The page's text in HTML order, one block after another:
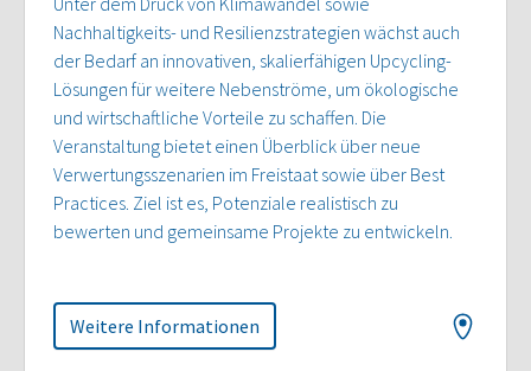
Nachhaltigkeits- und Resilienzstrategien wächst auch
der Bedarf an innovativen, skalierfähigen Upcycling-
Lösungen für weitere Nebenströme, um ökologische
und wirtschaftliche Vorteile zu schaffen. Die
Veranstaltung bietet einen Überblick über neue
Verwertungsszenarien im Freistaat sowie über Best
Practices. Ziel ist es, Potenziale realistisch zu
bewerten und gemeinsame Projekte zu entwickeln.
Weitere Informationen